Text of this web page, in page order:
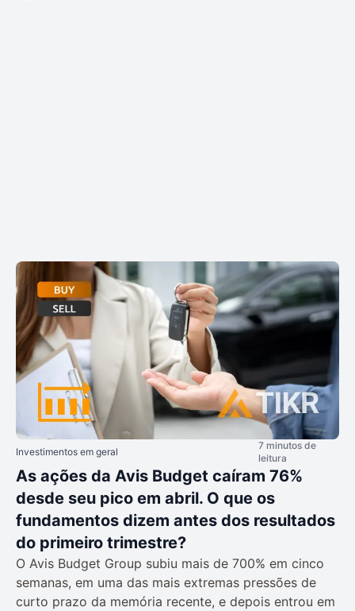
Investimentos em geral
7 minutos de
leitura
As ações da Avis Budget caíram 76%
desde seu pico em abril. O que os
fundamentos dizem antes dos resultados
do primeiro trimestre?
O Avis Budget Group subiu mais de 700% em cinco
semanas, em uma das mais extremas pressões de
curto prazo da memória recente, e depois entrou em